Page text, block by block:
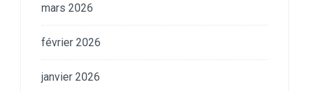
mars 2026
février 2026
janvier 2026